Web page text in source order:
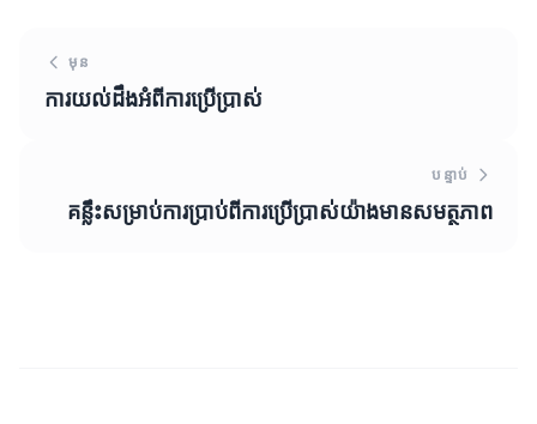
មុន
ការយល់ដឹងអំពីការប្រើប្រាស់
បន្ទាប់
គន្លឹះសម្រាប់ការប្រាប់ពីការប្រើប្រាស់យ៉ាងមានសមត្ថភាព